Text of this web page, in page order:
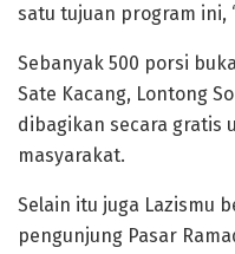
satu tujuan program ini,
Sebanyak 500 porsi
Sate Kacang, Lontong
dibagikan secara gratis
masyarakat.
Selain itu juga Lazismu
pengunjung Pasar